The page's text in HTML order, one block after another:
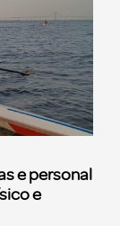
e personal
e